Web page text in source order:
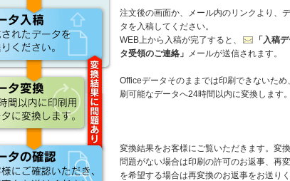
注文後の画面か、メール内のリンクより、
タを入稿してください。
WEB上から入稿が完了すると、
「入稿
タ受領のご連絡」
メールが送信されます。
Officeデータそのままでは印刷できないため
刷可能なデータへ24時間以内に変換します。
変換結果をお客様にご覧いただきます。変
問題がない場合は印刷の許可のお返事、再
を希望する場合は再変換のお返事をお送り